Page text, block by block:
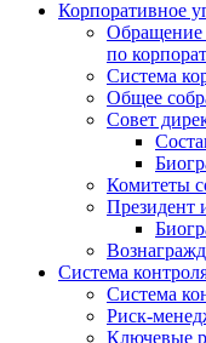
Корпоративное
Обращение
по
Система
Общее
Совет
Комитеты
Президент
Система
Система
Риск-
Ключевые